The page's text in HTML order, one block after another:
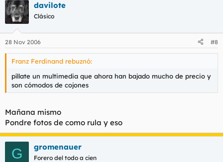
davilote
Clásico
28 Nov 2006 #8
Franz Ferdinand rebuznó:
píllate un multimedia que ahora han bajado mucho de precio y
son cómodos de cojones
Mañana mismo
Pondre fotos de como rula y eso
G gromenauer
Forero del todo a cien